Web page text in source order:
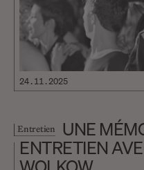
24.11.2025
Entretien
UNE
ENTRETIEN